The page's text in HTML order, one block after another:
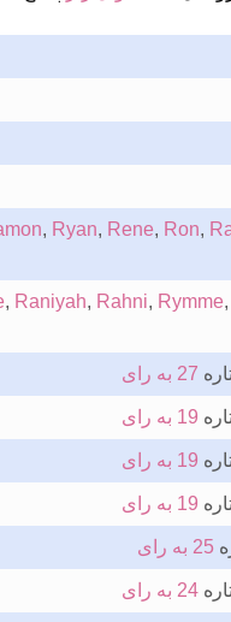
, Ryan, Rene, Ron,
, Raniyah, Rahni, Rymme,
27 به رای
19 به رای
19 به رای
19 به رای
25 به رای
24 به رای